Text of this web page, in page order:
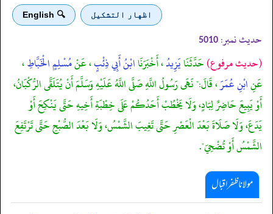
اظهار التشكيل 🔍 English
حدیث نمبر: 5010
(حديث مرفوع)حَدَّثَنَايَزِيدُ، أَخْبَرَنَاابْنُ أَبِي ذِئْبٍ، عَنْمُسْلِمٍ الْخَبَّاطِ،
عَنِابْنِ عُمَرَ، قَالَ:" نَهَى رَسُولُ اللَّهِ صَلَّى اللَّهُ عَلَيْهِ وَسَلَّمَ أَنْ يُتَلَقَّى الرُّكْبَانُ،
أَوْ يَبِيعَ حَاضِرٌ لِبَادٍ، وَلَا يَخْطُبْ أَحَدُكُمْ عَلَى خِطْبَةِ أَخِيهِ حَتَّى يَنْكِحَ أَوْ
يَدَعَ، وَلَا صَلَاةَ بَعْدَ الْعَصْرِ حَتَّى تَغِيبَ الشَّمْسُ، وَلَا بَعْدَ الصُّبْحِ حَتَّى تَرْتَفِعَ
الشَّمْسُ أَوْ تُضْحِيَ".
مولانا ظفر اقبال